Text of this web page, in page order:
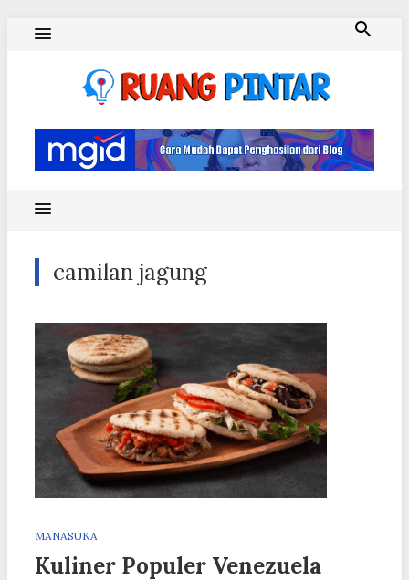
camilan jagung
MANASUKA
Kuliner Populer Venezuela